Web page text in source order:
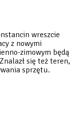
wreszcie
z nowymi
zimowym będą
się też teren,
sprzętu.